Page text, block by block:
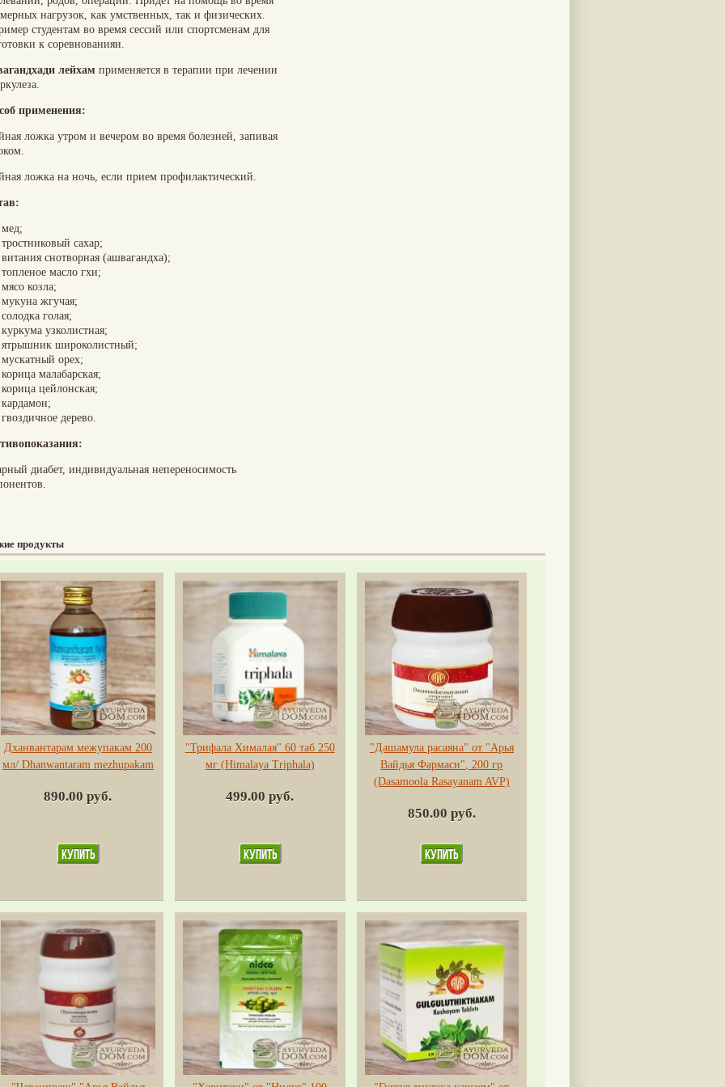
нагрузок, как умственных, так и физических.
студентам во время сессий или спортсменам для
к соревнованияи.
лейхам применяется в терапии при лечении
применения:
ложка утром и вечером во время болезней, запивая
ложка на ночь, если прием профилактический.
:
мед;
тростниковый сахар;
витания снотворная (ашвагандха);
топленое масло гхи;
мясо козла;
мукуна жгучая;
солодка голая;
куркума узколистная;
ятрышник широколистный;
мускатный орех;
корица малабарская;
корица цейлонская;
кардамон;
гвоздичное дерево.
диабет, индивидуальная непереносимость
продукты
Дханвантарам межупакам 200
мл/ Dhanwantaram mezhupakam
890.00 руб.
"Трифала Хималая" 60 таб 250
мг (Himalaya Triphala)
499.00 руб.
"Дашамула расаяна" от "Арья
Вайдья Фармаси", 200 гр
(Dasamoola Rasayanam AVP)
850.00 руб.